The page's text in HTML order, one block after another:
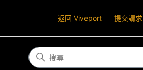
返回 Viveport 提交請求